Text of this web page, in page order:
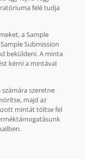
felé tudja
a Sample
Submission
beküldeni. A minta
kérni a mintával
szeretne
majd az
mintát töltse fel